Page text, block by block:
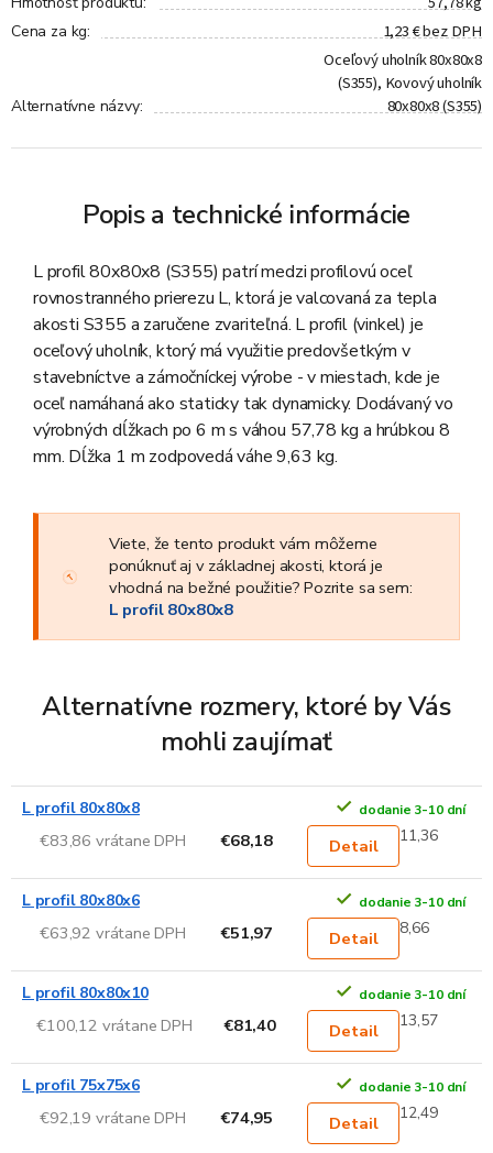
Cena za kg: 1,23 € bez DPH
Alternatívne názvy:
Oceľový uholník 80x80x8
(S355), Kovový uholník
80x80x8 (S355)
Popis a technické informácie
L profil 80x80x8 (S355) patrí medzi profilovú oceľ
rovnostranného prierezu L, ktorá je valcovaná za tepla
akosti S355 a zaručene zvariteľná. L profil (vinkel) je
oceľový uholník, ktorý má využitie predovšetkým v
stavebníctve a zámočníckej výrobe - v miestach, kde je
oceľ namáhaná ako staticky tak dynamicky. Dodávaný vo
výrobných dĺžkach po 6 m s váhou 57,78 kg a hrúbkou 8
mm. Dĺžka 1 m zodpovedá váhe 9,63 kg.
Viete, že tento produkt vám môžeme
ponúknuť aj v základnej akosti, ktorá je
vhodná na bežné použitie? Pozrite sa sem:
L profil 80x80x8
Alternatívne rozmery, ktoré by Vás
mohli zaujímať
L profil 80x80x8 dodanie 3-10 dní
€83,86 vrátane DPH €68,18 Detail 11,36
L profil 80x80x6 dodanie 3-10 dní
€63,92 vrátane DPH €51,97 Detail 8,66
L profil 80x80x10 dodanie 3-10 dní
€100,12 vrátane DPH €81,40 Detail 13,57
L profil 75x75x6 dodanie 3-10 dní
€92,19 vrátane DPH €74,95 Detail 12,49